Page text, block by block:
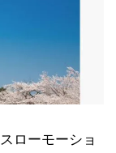
ローモーショ